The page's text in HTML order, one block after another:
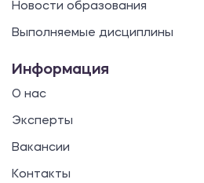
Новости образования
Выполняемые дисциплины
Информация
О нас
Эксперты
Вакансии
Контакты